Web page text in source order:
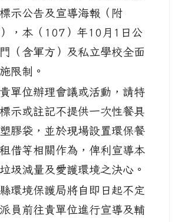
示公告及宣導海報（附
，本（107）年10月1日公
（含軍方）及私立學校全面
限制。
單位辦理會議或活動，請特
示或註記不提供一次性餐具
膠袋，並於現場設置環保餐
借等相關作為，俾利宣導本
圾減量及愛護環境之決心。
環境保護局將自即日起不定
員前往貴單位進行宣導及輔